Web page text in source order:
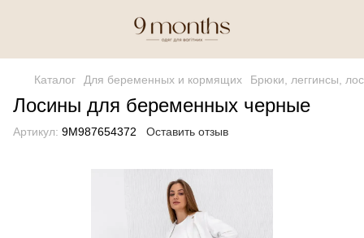
Каталог Для беременных и кормящих Брюки, леггинсы,
Лосины для беременных черные
Артикул: 9М987654372 Оставить отзыв